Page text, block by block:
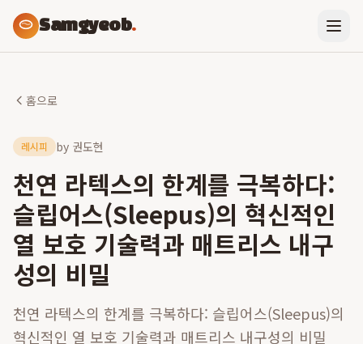
Samgyeob.
홈으로
레시피 by 권도현
천연 라텍스의 한계를 극복하다:
슬립어스(Sleepus)의 혁신적인
열 보호 기술력과 매트리스 내구
성의 비밀
천연 라텍스의 한계를 극복하다: 슬립어스(Sleepus)의
혁신적인 열 보호 기술력과 매트리스 내구성의 비밀